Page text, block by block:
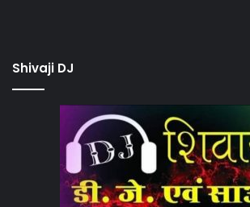
Shivaji DJ